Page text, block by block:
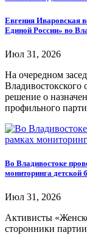
Евгения Иваровская
Единой России» во
Июл 31, 2026
На очередном
Владивостокского
решение о
профильного
Во Владивостоке
мониторинга детской
Июл 31, 2026
Активисты
сторонники